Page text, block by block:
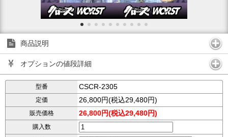
商品説明
オプションの値段詳細
型番 CSCR-2305
定価 26,800円(税込29,480円)
販売価格 26,800円(税込29,480円)
購入数